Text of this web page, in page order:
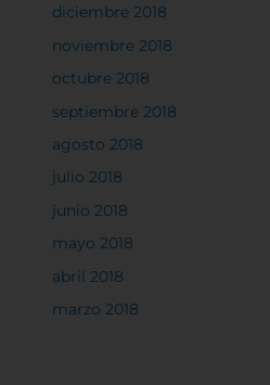
diciembre 2018
noviembre 2018
octubre 2018
septiembre 2018
agosto 2018
julio 2018
junio 2018
mayo 2018
abril 2018
marzo 2018